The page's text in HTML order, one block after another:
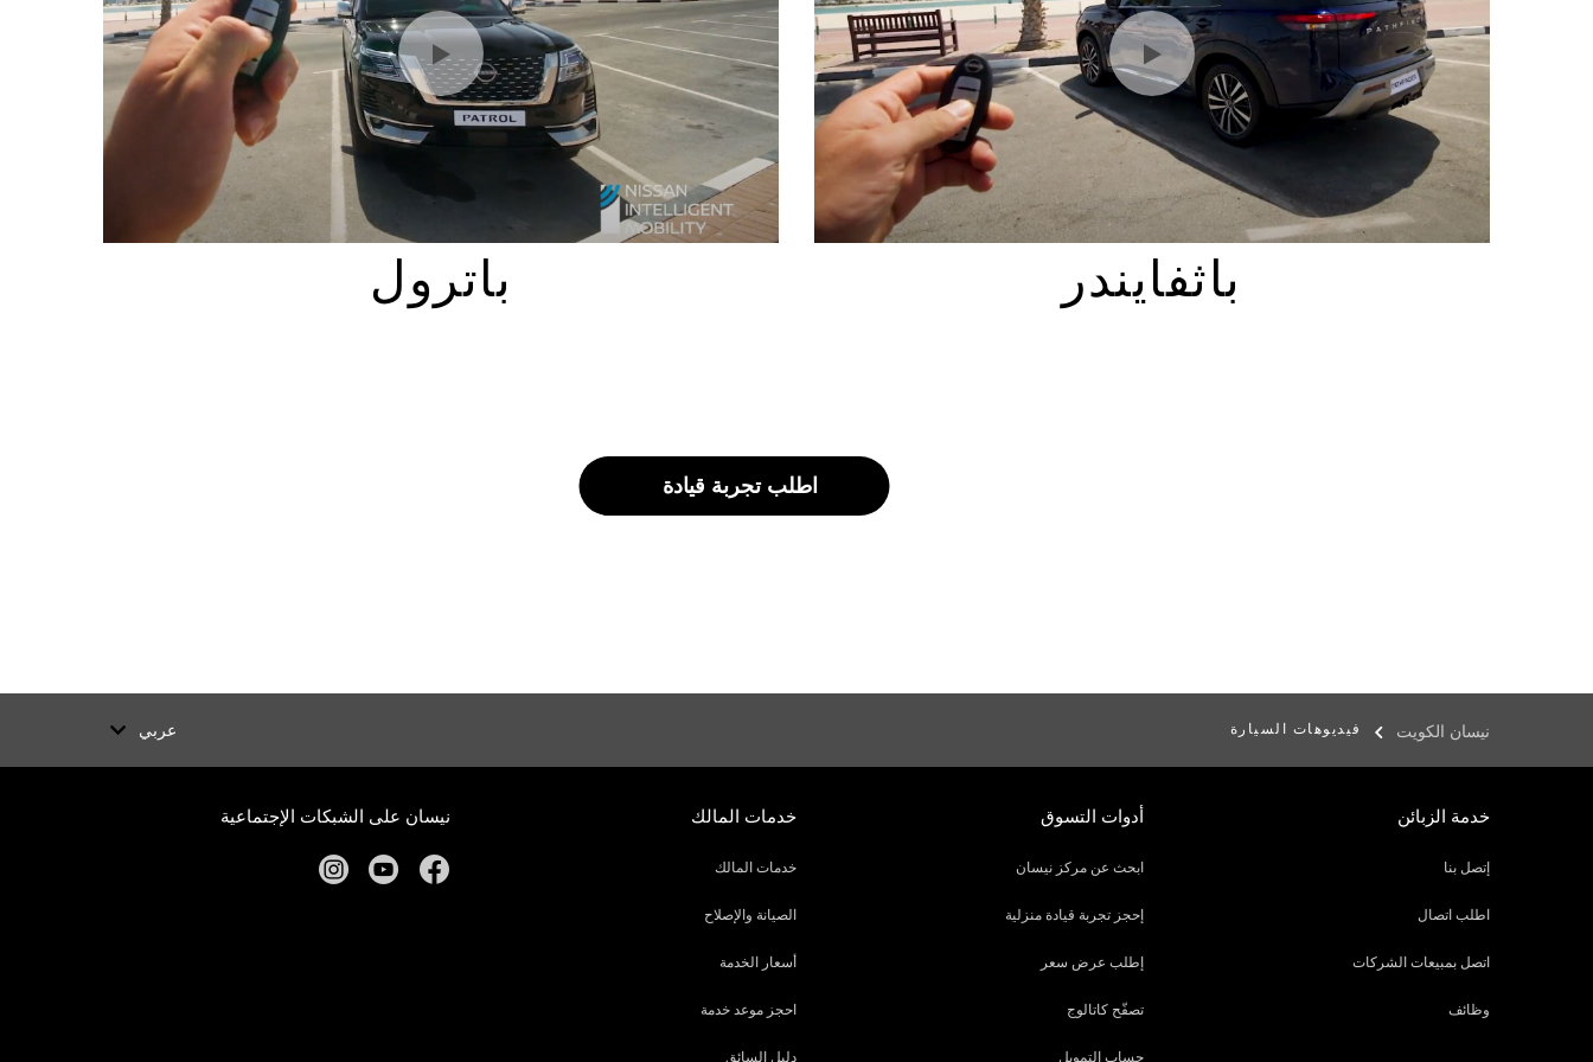
باثفايندر باترول
اطلب تجربة قيادة
نيسان الكويت فيديوهات السيارة عربي
خدمة الزبائن
إتصل بنا
اطلب اتصال
اتصل بمبيعات الشركات
وظائف
أدوات التسوق
ابحث عن مركز نيسان
إحجز تجربة قيادة منزلية
إطلب عرض سعر
تصفّح كاتالوج
حساب التمويل
خدمات المالك
خدمات المالك
الصيانة والإصلاح
أسعار الخدمة
احجز موعد خدمة
دليل السائق
نيسان على الشبكات الإجتماعية
facebook
youtube